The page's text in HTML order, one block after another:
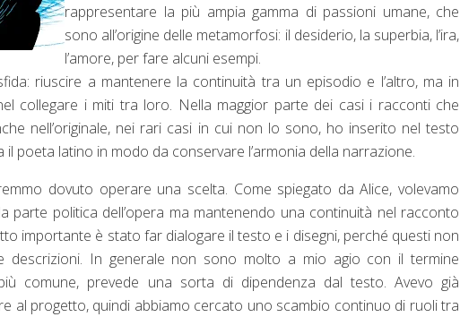
rappresentare la più ampia gamma di passioni umane, che
sono all’origine delle metamorfosi: il desiderio, la superbia, l’ira,
l’amore, per fare alcuni esempi.
riuscire a mantenere la continuità tra un episodio e l’altro, ma in
collegare i miti tra loro. Nella maggior parte dei casi i racconti che
nell’originale, nei rari casi in cui non lo sono, ho inserito nel testo
il poeta latino in modo da conservare l’armonia della narrazione.
dovuto operare una scelta. Come spiegato da Alice, volevamo
parte politica dell’opera ma mantenendo una continuità nel racconto
importante è stato far dialogare il testo e i disegni, perché questi non
descrizioni. In generale non sono molto a mio agio con il termine
comune, prevede una sorta di dipendenza dal testo. Avevo già
al progetto, quindi abbiamo cercato uno scambio continuo di ruoli tra